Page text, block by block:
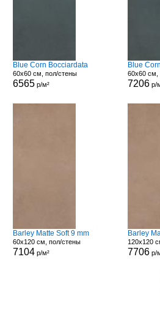
Blue Corn Bocciardata
60x60 см, пол/стены
6565р/м²
Blue
60x60 см,
7206 р/
Barley Matte Soft 9 mm
60x120 см, пол/стены
7104р/м²
Barley
120x120
7706 р/